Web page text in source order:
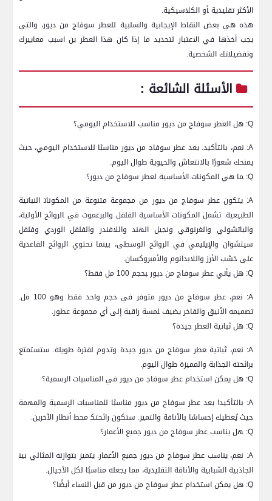
⁢الأكثر تقليدية ‍أو الكلاسيكية.
هذه هي ⁣بعض النقاط الإيجابية والسلبية للعطر سوفاج من ديور، ⁣والتي
يجب أخذها ⁢في الاعتبار لتحديد ما إذا كان ⁢هذا العطر ين اسبب معاييرك
وتفضيلاتك الشخصية.
الأسئلة الشائعة :
Q: هل العطر سوفاج ⁣من ⁤ديور مناسب للاستخدام اليومي؟
A: نعم، بالتأكيد. يعد عطر سوفاج‍ من⁤ ديور مناسبًا للاستخدام اليومي، حيث
يمنحك شعورًا بالانتعاش والحيوية طوال اليوم.
Q: ‍ما هي المكونات الأساسية لعطر سوفاج من‌ ديور؟
A: ‌يتكون عطر سوفاج من ديور من مجموعة متنوعة من المكونات‍ النباتية
الطبيعية. تشمل‌ المكونات⁢ الأساسية الفلفل والبرغموت ⁣في ‍الروائح ‌الأولية،
والباتشولي والغرنوقي ونجيل الهند واللافندر والفلفل الوردي وفلفل
سيتشوان والإيليمي في الروائح الوسطى، بينما تحتوي الروائح⁢ القاعدية
على خشب الأرز واللابدانوم والأمبروكسان.
Q: هل يأتي عطر سوفاج⁤ من ديور ‍بحجم 100 مل فقط؟
A: نعم، عطر سوفاج من⁢ ديور متوفر في حجم⁣ واحد فقط وهو ⁤100 مل.
تصميمه الأنيق والفاخر يضيف ‍لمسة راقية إلى‌ أي مجموعة ​عطور.
Q: هل ثباتية العطر جيدة؟
A: نعم، ثباتية ‍عطر سوفاج من ديور جيدة وتدوم لفترة طويلة. ستستمتع
برائحته الجذابة والمميزة طوال اليوم.
Q: هل يمكن استخدام عطر سوفاج‍ من ديور‍ في⁤ المناسبات الرسمية؟
A: بالتأكيد! يعد‌ عطر⁣ سوفاج من ديور مناسبًا للمناسبات الرسمية والمهمة
حيث يُعطيك إحساسًا ​بالأناقة ​والتميز. ستكون ​رائحتك‍ محط أنظار الآخرين.
Q: ‍هل يناسب عطر سوفاج من ديور جميع الأعمار؟
A: نعم، يناسب عطر سوفاج من ديور جميع الأعمار. يتميز بتوازنه المثالي بين‍
الجاذبية⁣ الشبابية والأناقة التقليدية، مما ​يجعله⁣ مناسبًا لكل الأجيال.
Q: هل يمكن استخدام عطر سوفاج من ديور من قبل النساء أيضًا؟